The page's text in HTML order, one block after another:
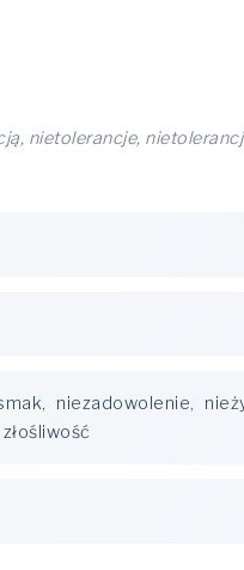
nietolerancje,
, niezadowolenie,
złośliwość